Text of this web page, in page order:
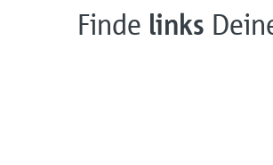
Finde links